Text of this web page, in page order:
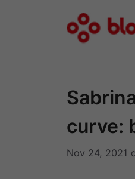
curve:
Nov 24, 2021